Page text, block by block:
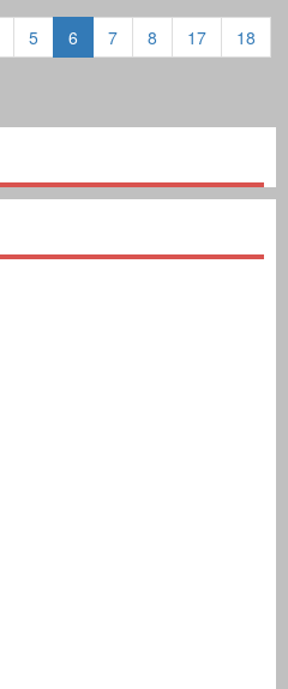
5 6 7 8 17
18